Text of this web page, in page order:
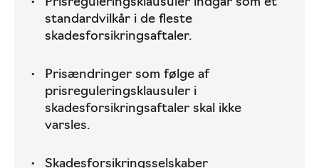
standardvilkår i de fleste
skadesforsikringsaftaler.
Prisændringer som følge af
prisreguleringsklausuler i
skadesforsikringsaftaler skal ikke
varsles.
Skadesforsikringsselskaber